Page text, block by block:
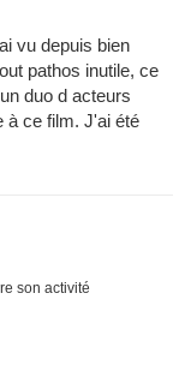
vu depuis bien
pathos inutile, ce
duo d acteurs
à ce film. J'ai été
son activité